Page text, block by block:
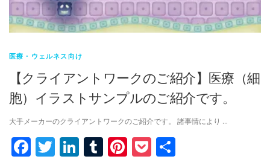
医療・ウェルネス向け
【クライアントワークのご紹介】医療（細
胞）イラストサンプルのご紹介です。
大手メーカーのクライアントワークのご紹介です。 諸事情により …
Facebook
Twitter
LinkedIn
Tumblr
Pinterest
Pocket